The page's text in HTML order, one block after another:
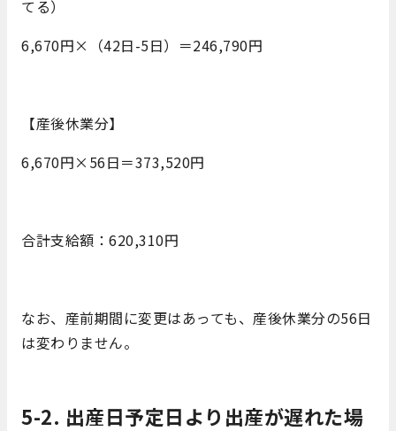
てる）
6,670円×（42日-5日）＝246,790円
【産後休業分】
6,670円×56日＝373,520円
合計支給額：620,310円
なお、産前期間に変更はあっても、産後休業分の56日
は変わりません。
5-2. 出産日予定日より出産が遅れた場